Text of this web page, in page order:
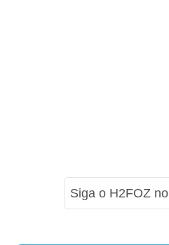
Siga o H2FOZ no